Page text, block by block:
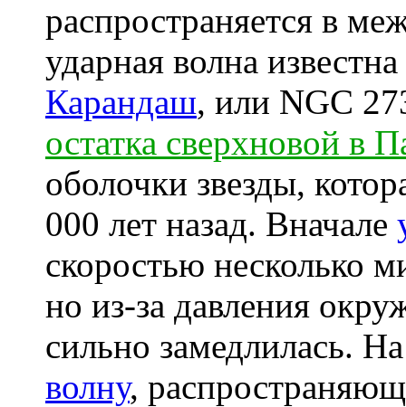
распространяется в
ударная волна
Карандаш, или NGC
остатка сверхновой в
оболочки звезды,
000 лет назад. Вначале
скоростью несколько
но из-за давления
сильно замедлилась.
волну,